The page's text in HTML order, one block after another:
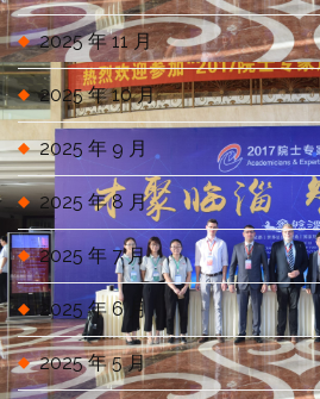
2025 年 11 月
2025 年 10 月
2025 年 9 月
2025 年 8 月
2025 年 7 月
2025 年 6 月
2025 年 5 月